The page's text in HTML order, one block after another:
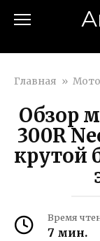
Главная »
Обзор
300R
крутой
Время
7 мин.